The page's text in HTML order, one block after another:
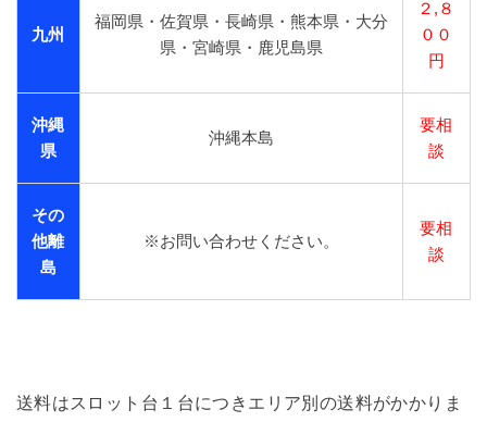
九州
福岡県・佐賀県・長崎県・熊本県・大分
県・宮崎県・鹿児島県
２,８
００
円
沖縄
県
沖縄本島
要相
談
その
他離
島
※お問い合わせください。
要相
談
送料はスロット台１台につきエリア別の送料がかかりま